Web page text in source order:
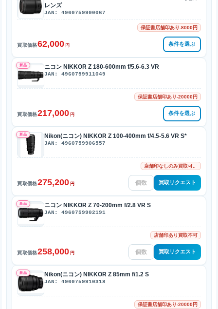
レンズ
JAN: 4960759900067
保証書店舗印あり-8000円
買取価格62,000 円 条件を選ぶ
新品 ニコン NIKKOR Z 180-600mm f/5.6-6.3 VR
JAN: 4960759911049
保証書店舗印あり-20000円
買取価格217,000 円 条件を選ぶ
新品 Nikon(ニコン) NIKKOR Z 100-400mm f/4.5-5.6 VR S*
JAN: 4960759906557
店舗印なしのみ買取可。
買取価格275,200 円 買取リクエスト
新品 ニコン NIKKOR Z 70-200mm f/2.8 VR S
JAN: 4960759902191
店舗印あり買取不可
買取価格258,000 円 買取リクエスト
新品 Nikon(ニコン) NIKKOR Z 85mm f/1.2 S
JAN: 4960759910318
保証書店舗印あり-20000円